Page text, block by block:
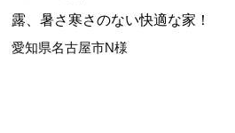
露、暑さ寒さのない快適な家！
愛知県名古屋市N様